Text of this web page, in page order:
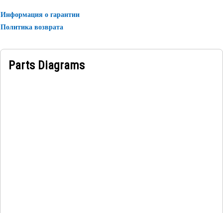
Информация о гарантии
Политика возврата
Parts Diagrams